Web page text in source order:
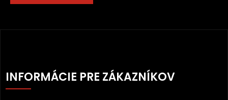
Á
P
INFORMÁCIE PRE ZÁKAZNÍKOV